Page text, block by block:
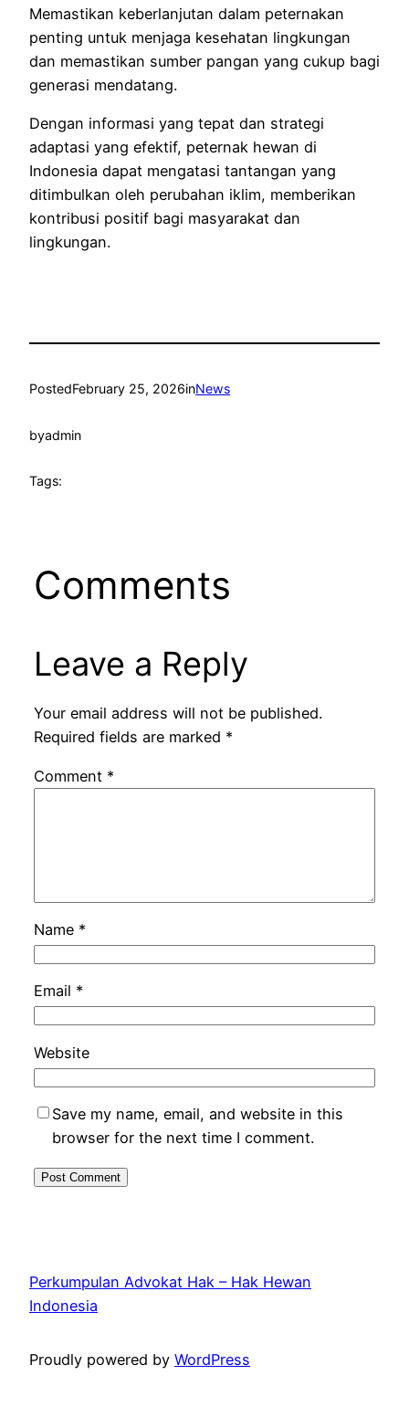
Memastikan keberlanjutan dalam peternakan
penting untuk menjaga kesehatan lingkungan
dan memastikan sumber pangan yang cukup bagi
generasi mendatang.
Dengan informasi yang tepat dan strategi
adaptasi yang efektif, peternak hewan di
Indonesia dapat mengatasi tantangan yang
ditimbulkan oleh perubahan iklim, memberikan
kontribusi positif bagi masyarakat dan
lingkungan.
PostedFebruary 25, 2026inNews
byadmin
Tags:
Comments
Leave a Reply
Your email address will not be published.
Required fields are marked *
Comment *
Name *
Email *
Website
Save my name, email, and website in this
browser for the next time I comment.
Perkumpulan Advokat Hak – Hak Hewan
Indonesia
Proudly powered by WordPress